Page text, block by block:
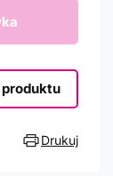
Drukuj